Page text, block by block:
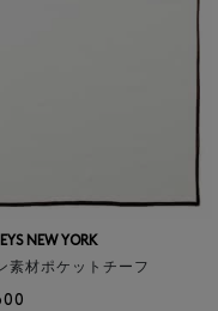
NEW YORK
素材ポケットチーフ